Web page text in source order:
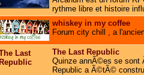
rythme libre et histoire
whiskey in my coffee
Forum city chill , a
The Last Republic
Quinze annÃ©es se sont
Republic a Ã©tÃ©